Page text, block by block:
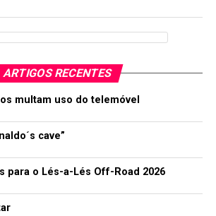
ARTIGOS RECENTES
multam uso do telemóvel
cave”
para o Lés-a-Lés Off-Road 2026